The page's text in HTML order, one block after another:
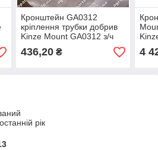
Кронштейн GA0312
кріплення трубки добрив
Kinze Mount GA0312 з/ч
КІНЗЕ
436,20₴ 4
рік